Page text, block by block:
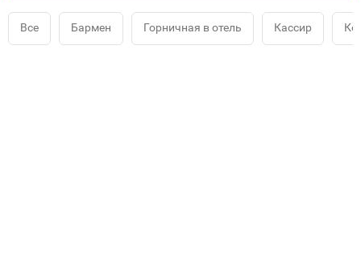
Все Бармен Горничная в отель Кассир